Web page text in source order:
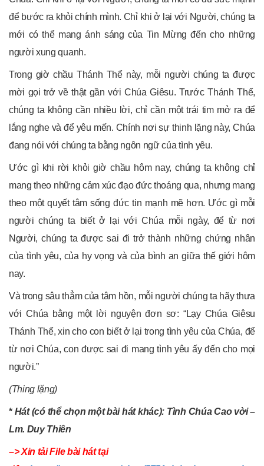
để bước ra khỏi chính mình. Chỉ khi ở lại với Người, chúng ta
mới có thể mang ánh sáng của Tin Mừng đến cho những
người xung quanh.
Trong giờ chầu Thánh Thể này, mỗi người chúng ta được
mời gọi trở về thật gần với Chúa Giêsu. Trước Thánh Thể,
chúng ta không cần nhiều lời, chỉ cần một trái tim mở ra để
lắng nghe và để yêu mến. Chính nơi sự thinh lặng này, Chúa
đang nói với chúng ta bằng ngôn ngữ của tình yêu.
Ước gì khi rời khỏi giờ chầu hôm nay, chúng ta không chỉ
mang theo những cảm xúc đạo đức thoáng qua, nhưng mang
theo một quyết tâm sống đức tin mạnh mẽ hơn. Ước gì mỗi
người chúng ta biết ở lại với Chúa mỗi ngày, để từ nơi
Người, chúng ta được sai đi trở thành những chứng nhân
của tình yêu, của hy vọng và của bình an giữa thế giới hôm
nay.
Và trong sâu thẳm của tâm hồn, mỗi người chúng ta hãy thưa
với Chúa bằng một lời nguyện đơn sơ: “Lạy Chúa Giêsu
Thánh Thể, xin cho con biết ở lại trong tình yêu của Chúa, để
từ nơi Chúa, con được sai đi mang tình yêu ấy đến cho mọi
người.”
(Thing lặng)
* Hát (có thể chọn một bài hát khác): Tình Chúa Cao vời –
Lm. Duy Thiên
–> Xin tải File bài hát tại